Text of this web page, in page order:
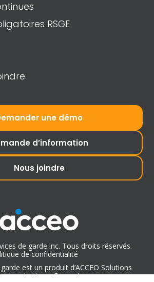
RSGE
une démo
d’information
Nous joindre
de garde inc. Tous droits réservés.
de confidentialité
est un produit d’ACCEO Solutions
de Harris Computer.